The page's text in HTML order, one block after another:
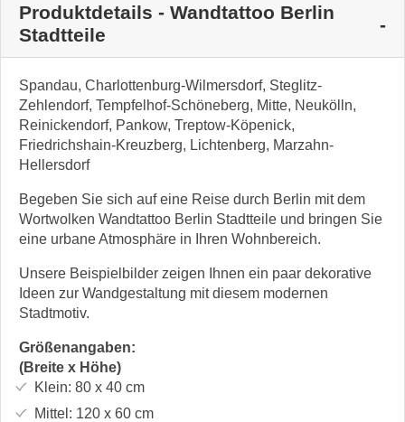
Produktdetails - Wandtattoo Berlin
Stadtteile
Spandau, Charlottenburg-Wilmersdorf, Steglitz-
Zehlendorf, Tempfelhof-Schöneberg, Mitte, Neukölln,
Reinickendorf, Pankow, Treptow-Köpenick,
Friedrichshain-Kreuzberg, Lichtenberg, Marzahn-
Hellersdorf
Begeben Sie sich auf eine Reise durch Berlin mit dem
Wortwolken Wandtattoo Berlin Stadtteile und bringen Sie
eine urbane Atmosphäre in Ihren Wohnbereich.
Unsere Beispielbilder zeigen Ihnen ein paar dekorative
Ideen zur Wandgestaltung mit diesem modernen
Stadtmotiv.
Größenangaben:
(Breite x Höhe)
Klein: 80 x 40cm
Mittel: 120 x 60cm